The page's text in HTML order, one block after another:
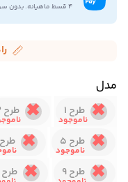
۴ قسط ماهیانه. بدون سود،چک و ضامن.
مدل
طرح 1 طرح 2
طرح 5
طرح 6
طرح 9
طرح 10